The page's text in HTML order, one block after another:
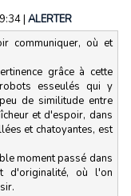
| ALERTER
communiquer, où et
grâce à cette
esseulés qui y
de similitude entre
et d'espoir, dans
et chatoyantes, est
moment passé dans
d'originalité, où l'on